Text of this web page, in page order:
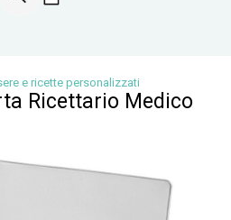
e ricette personalizzati
Ricettario Medico